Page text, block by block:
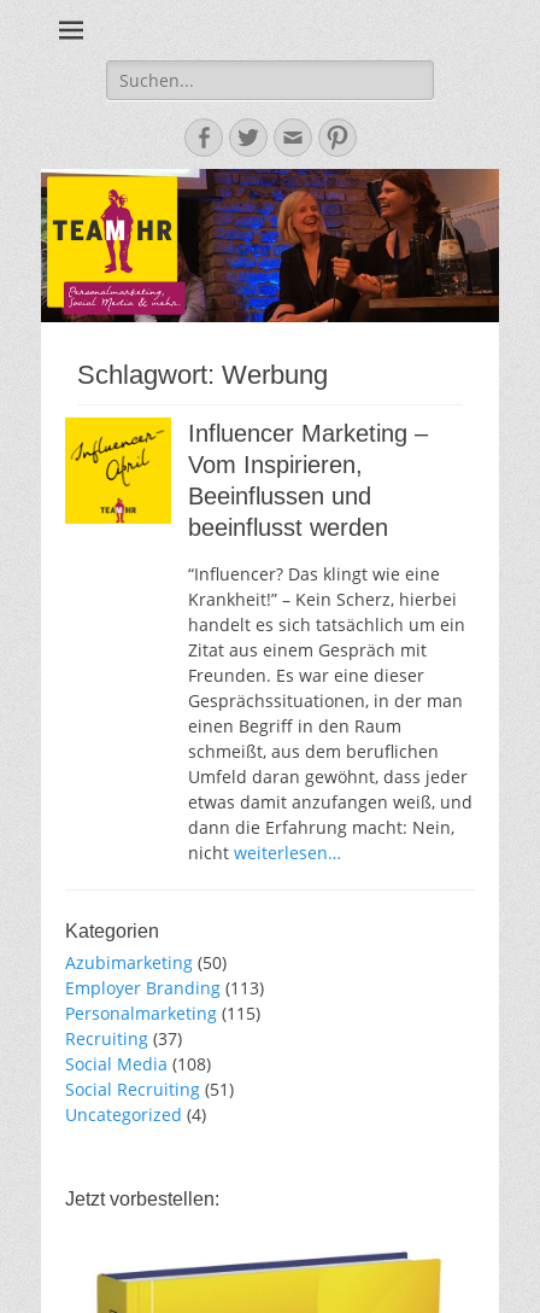
Blog
Suche
nach:
Facebook
Twitter
E-
Mail-
Adresse
Pinterest
Schlagwort: Werbung
Influencer Marketing –
Vom Inspirieren,
Beeinflussen und
beeinflusst werden
“Influencer? Das klingt wie eine
Krankheit!” – Kein Scherz, hierbei
handelt es sich tatsächlich um ein
Zitat aus einem Gespräch mit
Freunden. Es war eine dieser
Gesprächssituationen, in der man
einen Begriff in den Raum
schmeißt, aus dem beruflichen
Umfeld daran gewöhnt, dass jeder
etwas damit anzufangen weiß, und
dann die Erfahrung macht: Nein,
nicht weiterlesen…
Kategorien
Azubimarketing (50)
Employer Branding (113)
Personalmarketing (115)
Recruiting (37)
Social Media (108)
Social Recruiting (51)
Uncategorized (4)
Jetzt vorbestellen: